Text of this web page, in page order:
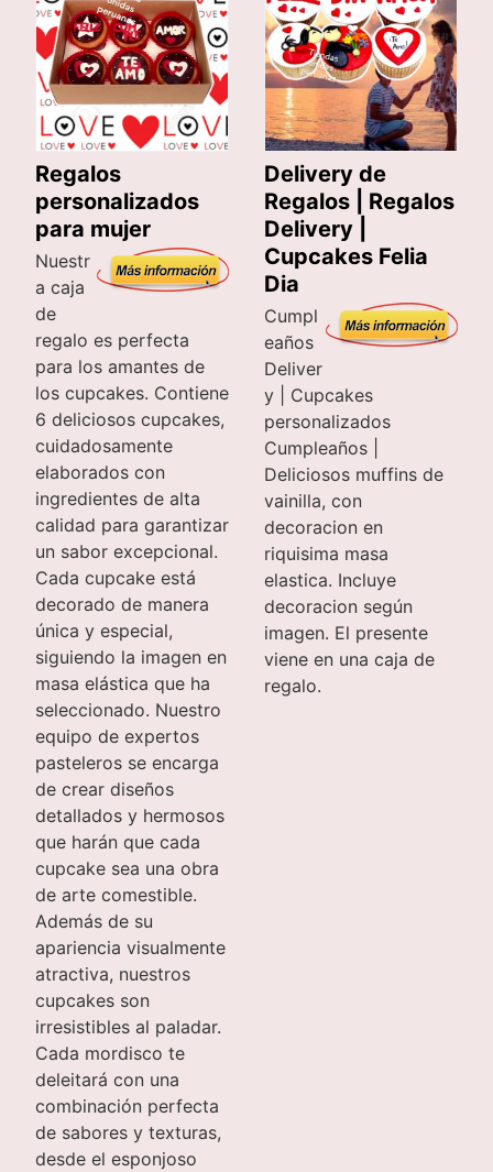
Regalos
personalizados
para mujer
Nuestr
a caja
de
regalo es perfecta
para los amantes de
los cupcakes. Contiene
6 deliciosos cupcakes,
cuidadosamente
elaborados con
ingredientes de alta
calidad para garantizar
un sabor excepcional.
Cada cupcake está
decorado de manera
única y especial,
siguiendo la imagen en
masa elástica que ha
seleccionado. Nuestro
equipo de expertos
pasteleros se encarga
de crear diseños
detallados y hermosos
que harán que cada
cupcake sea una obra
de arte comestible.
Además de su
apariencia visualmente
atractiva, nuestros
cupcakes son
irresistibles al paladar.
Cada mordisco te
deleitará con una
combinación perfecta
de sabores y texturas,
desde el esponjoso
Delivery de
Regalos | Regalos
Delivery |
Cupcakes Felia
Dia
Cumpl
eaños
Deliver
y | Cupcakes
personalizados
Cumpleaños |
Deliciosos muffins de
vainilla, con
decoracion en
riquisima masa
elastica. Incluye
decoracion según
imagen. El presente
viene en una caja de
regalo.